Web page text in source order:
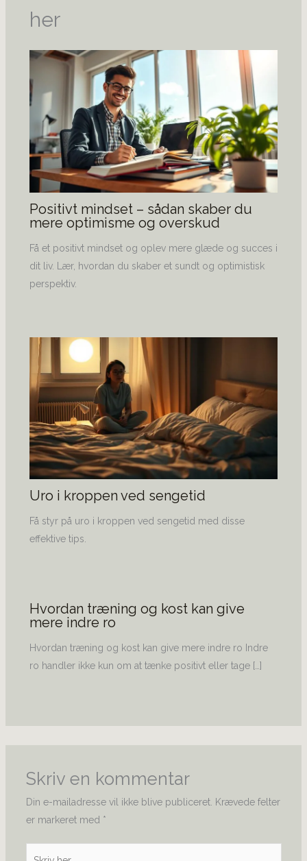
her
Positivt mindset – sådan skaber du
mere optimisme og overskud
Få et positivt mindset og oplev mere glæde og succes i
dit liv. Lær, hvordan du skaber et sundt og optimistisk
perspektiv.
Uro i kroppen ved sengetid
Få styr på uro i kroppen ved sengetid med disse
effektive tips.
Hvordan træning og kost kan give
mere indre ro
Hvordan træning og kost kan give mere indre ro Indre
ro handler ikke kun om at tænke positivt eller tage […]
Skriv en kommentar
Din e-mailadresse vil ikke blive publiceret. Krævede felter
er markeret med *